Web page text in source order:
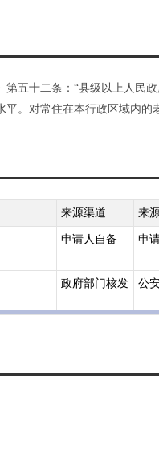
第五十二条：“县级以上人
。对常住在本行政区域内的
来源渠道 来
申请人自备 申
政府部门核发 公